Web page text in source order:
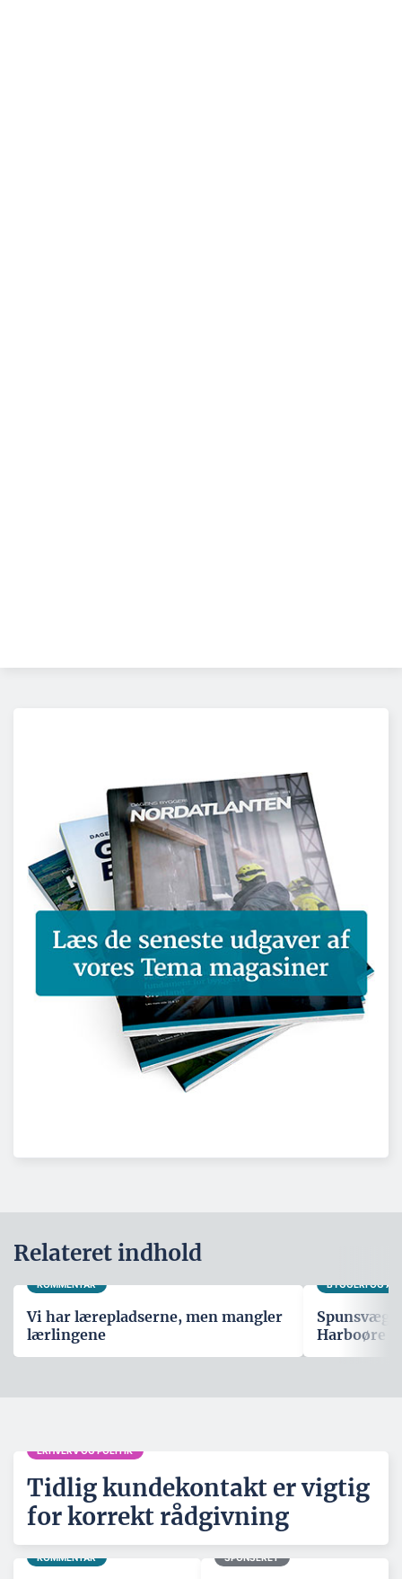
Relateret indhold
KOMMENTAR
Vi har lærepladserne, men mangler
lærlingene
BYGGERI OG
Spunsvæg
Harboøre
ERHVERV OG POLITIK
Tidlig kundekontakt er vigtig
for korrekt rådgivning
KOMMENTAR SPONSERET